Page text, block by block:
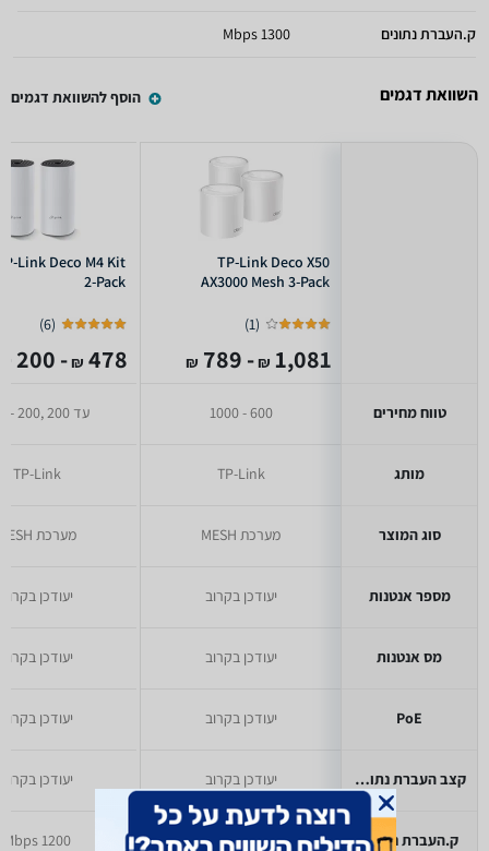
ק.העברת נתונים 1300 Mbps
השוואת דגמים הוסף להשוואת דגמים
טווח מחירים
מותג
סוג המוצר
מספר אנטנות
מס אנטנות
PoE
קצב העברת נתונים
ק.העברת נתונים
TP-Link Deco X50
AX3000 Mesh 3-Pack
(
1
)
1,081
₪
- 789
₪
600 - 1000
TP-Link
מערכת MESH
יעודכן בקרוב
יעודכן בקרוב
יעודכן בקרוב
יעודכן בקרוב
3000 Mbps
Link Deco M4 Kit
2-Pack
(
6
)
478
₪
- 200
עד 200 ,200 - 400
TP-Link
מערכת MESH
יעודכן בקרוב
יעודכן בקרוב
יעודכן בקרוב
יעודכן בקרוב
1200 Mbps